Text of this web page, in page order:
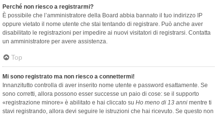
Perché non riesco a registrarmi?
È possibile che l’amministratore della Board abbia bannato il tuo indirizzo IP
oppure vietato il nome utente che stai tentando di registrare. Può anche aver
disabilitato le registrazioni per impedire ai nuovi visitatori di registrarsi. Contatta
un amministratore per avere assistenza.
Top
Mi sono registrato ma non riesco a connettermi!
Innanzitutto controlla di aver inserito nome utente e password esattamente. Se
sono corretti, allora possono esser successe un paio di cose: se il supporto
«registrazione minore» è abilitato e hai cliccato su Ho meno di 13 anni mentre ti
stavi registrando, allora devi seguire le istruzioni che hai ricevuto. Se questo non